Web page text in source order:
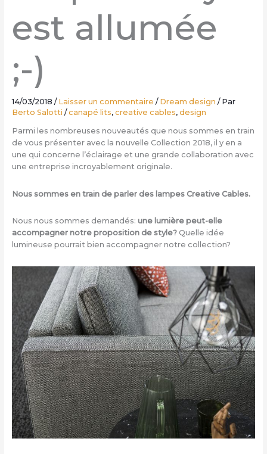
est allumée
;-)
14/03/2018 / Laisser un commentaire / Dream design / Par
Berto Salotti /canapé lits, creative cables, design
Parmi les nombreuses nouveautés que nous sommes en train
de vous présenter avec la nouvelle Collection 2018, il y en a
une qui concerne l’éclairage et une grande collaboration avec
une entreprise incroyablement originale.
Nous sommes en train de parler des lampes Creative Cables.
Nous nous sommes demandés: une lumière peut-elle
accompagner notre proposition de style?Quelle idée
lumineuse pourrait bien accompagner notre collection?